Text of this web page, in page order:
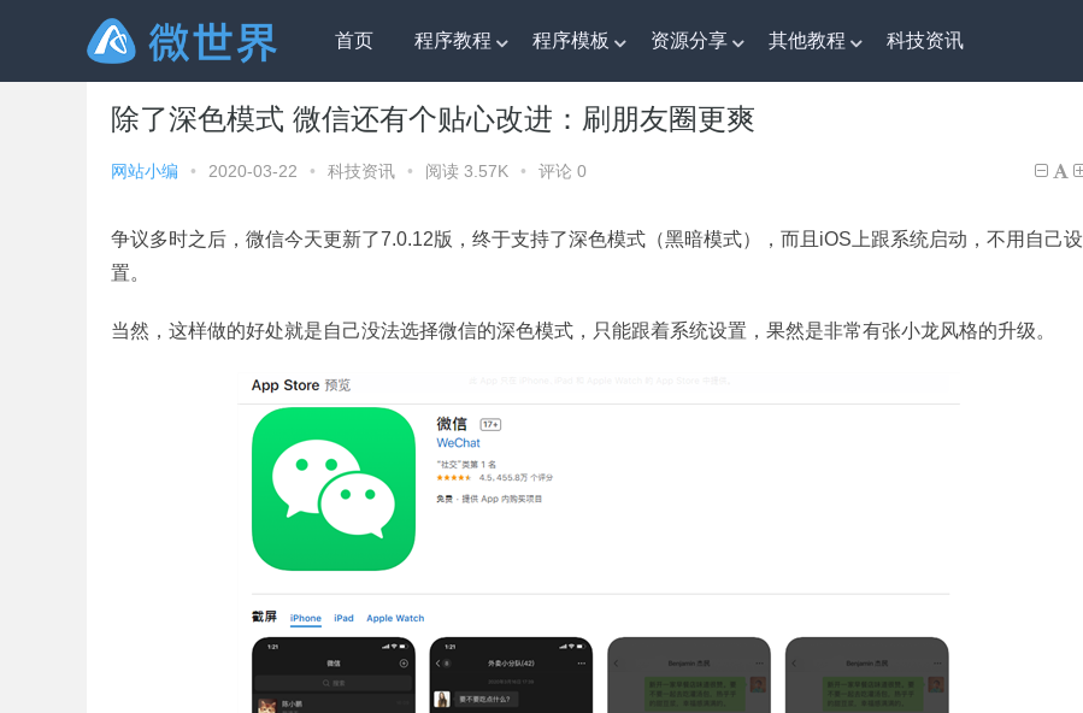
首页 程序教程 程序模板 资源分享 其他教程 科技资讯
微世界» 科技资讯» 除了深色模式 微信还有个贴心改进：刷朋友圈更爽
除了深色模式 微信还有个贴心改进：刷朋友圈更爽
网站小编 • 2020-03-22 • 科技资讯 • 阅读 3.57K • 评论 0
争议多时之后，微信今天更新了7.0.12版，终于支持了深色模式（黑暗模式），而且 iOS 上跟系统启动，不用自己设
置。
当然，这样做的好处就是自己没法选择微信的深色模式，只能跟着系统设置，果然是非常有张小龙风格的升级。